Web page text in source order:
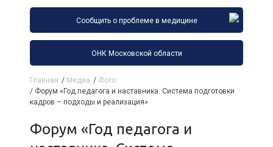
Сообщить о проблеме в медицине
ОНК Московской области
Главная / Медиа / Фото
/ Форум «Год педагога и наставника. Система подготовки
кадров – подходы и реализация»
Форум «Год педагога и